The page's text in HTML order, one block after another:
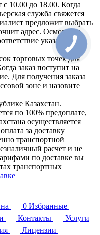
с 10.00 до 18.00. Когда
служба свяжется
предложит выбрать
адрес. Осмотрите
указанной
торговых точек для
заказ поступит на
Для получения заказа
зоне и назовите
Казахстан.
по 100% предоплате,
осуществляется
за доставку
транспортной
расчет и не
по доставке вы
транспортных
0 Избранные
Контакты
Услуги
Лицензии